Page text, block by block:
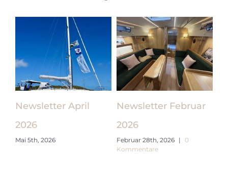
Newsletter April
2026
Mai 5th, 2026
Newsletter Februar
2026
Februar 28th, 2026 | 0
Kommentare